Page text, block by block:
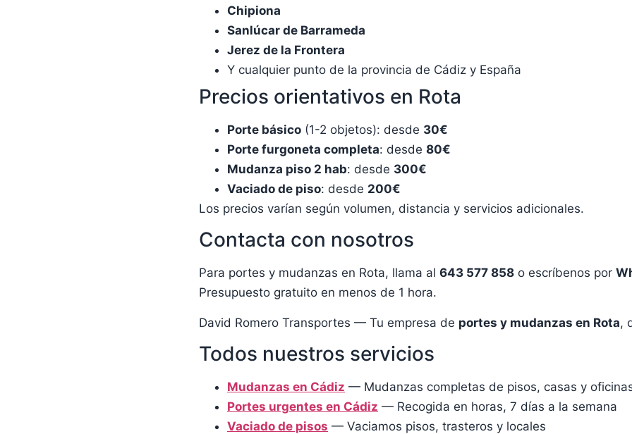
Chipiona
Sanlúcar de Barrameda
Jerez de la Frontera
Y cualquier punto de la provincia de Cádiz y España
Precios orientativos en Rota
Porte básico (1-2 objetos): desde 30€
Porte furgoneta completa: desde 80€
Mudanza piso 2 hab: desde 300€
Vaciado de piso: desde 200€
Los precios varían según volumen, distancia y servicios adicionales.
Contacta con nosotros
Para portes y mudanzas en Rota, llama al 643 577 858 o escríbenos por
Presupuesto gratuito en menos de 1 hora.
David Romero Transportes — Tu empresa de portes y mudanzas en Rota,
Todos nuestros servicios
Mudanzas en Cádiz — Mudanzas completas de pisos, casas y
Portes urgentes en Cádiz — Recogida en horas, 7 días a la semana
Vaciado de pisos — Vaciamos pisos, trasteros y locales